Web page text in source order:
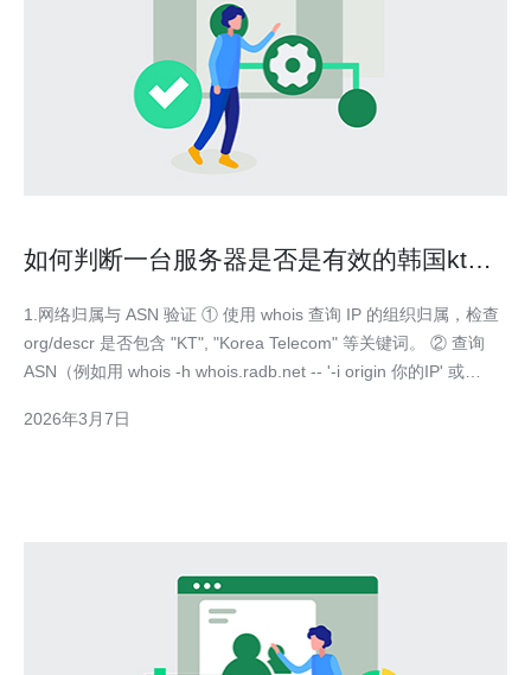
如何判断一台服务器是否是有效的韩国kt服
1.网络归属与 ASN 验证 ① 使用 whois 查询 IP 的组织归属，检查
org/descr 是否包含 "KT", "Korea Telecom" 等关键词。 ② 查询
ASN（例如用 whois -h whois.radb.net -- '-i origin 你的IP' 或
2026年3月7日